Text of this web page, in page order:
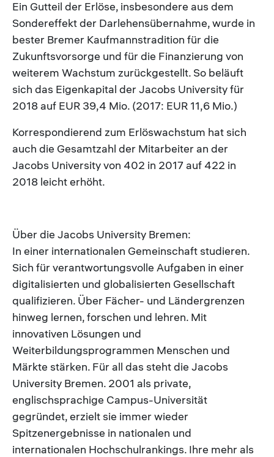
Ein Gutteil der Erlöse, insbesondere aus dem
Sondereffekt der Darlehensübernahme, wurde in
bester Bremer Kaufmannstradition für die
Zukunftsvorsorge und für die Finanzierung von
weiterem Wachstum zurückgestellt. So beläuft
sich das Eigenkapital der Jacobs University für
2018 auf EUR 39,4 Mio. (2017: EUR 11,6 Mio.)
Korrespondierend zum Erlöswachstum hat sich
auch die Gesamtzahl der Mitarbeiter an der
Jacobs University von 402 in 2017 auf 422 in
2018 leicht erhöht.
Über die Jacobs University Bremen:
In einer internationalen Gemeinschaft studieren.
Sich für verantwortungsvolle Aufgaben in einer
digitalisierten und globalisierten Gesellschaft
qualifizieren. Über Fächer- und Ländergrenzen
hinweg lernen, forschen und lehren. Mit
innovativen Lösungen und
Weiterbildungsprogrammen Menschen und
Märkte stärken. Für all das steht die Jacobs
University Bremen. 2001 als private,
englischsprachige Campus-Universität
gegründet, erzielt sie immer wieder
Spitzenergebnisse in nationalen und
internationalen Hochschulrankings. Ihre mehr als